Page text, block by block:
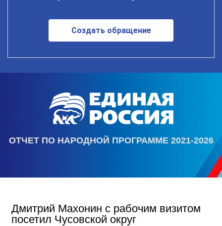
Создать обращение
ОТЧЕТ ПО НАРОДНОЙ ПРОГРАММЕ 2021-2026
Дмитрий Махонин с рабочим визитом
посетил Чусовской округ